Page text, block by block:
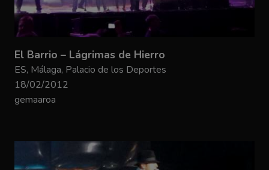
El Barrio – Lágrimas de Hierro
ES, Málaga, Palacio de los Deportes
18/02/2012
gemaaroa